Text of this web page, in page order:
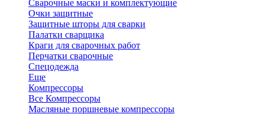
Сварочные маски и комплектующие
Очки защитные
Защитные шторы для сварки
Палатки сварщика
Краги для сварочных работ
Перчатки сварочные
Спецодежда
Еще
Компрессоры
Все Компрессоры
Масляные поршневые компрессоры